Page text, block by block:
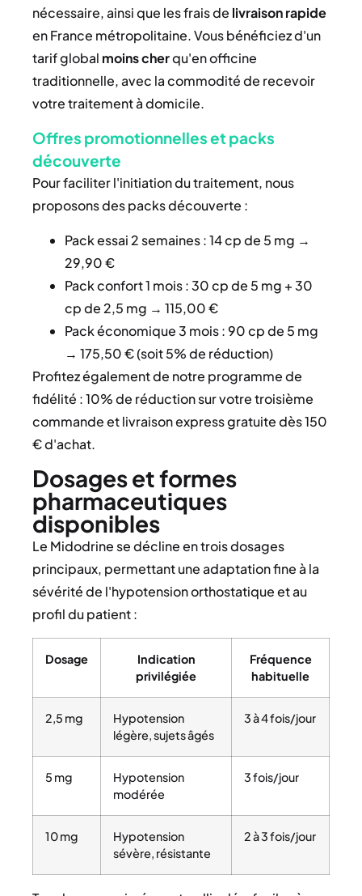
nécessaire, ainsi que les frais de livraison rapide
en France métropolitaine. Vous bénéficiez d'un
tarif global moins cherqu'en officine
traditionnelle, avec la commodité de recevoir
votre traitement à domicile.
Offres promotionnelles et packs
découverte
Pour faciliter l'initiation du traitement, nous
proposons des packs découverte :
Pack essai 2 semaines : 14 cp de 5 mg →
29,90 €
Pack confort 1 mois : 30 cp de 5 mg + 30
cp de 2,5 mg → 115,00 €
Pack économique 3 mois : 90 cp de 5 mg
→ 175,50 € (soit 5% de réduction)
Profitez également de notre programme de
fidélité : 10% de réduction sur votre troisième
commande et livraison express gratuite dès 150
€ d'achat.
Dosages et formes
pharmaceutiques
disponibles
Le Midodrine se décline en trois dosages
principaux, permettant une adaptation fine à la
sévérité de l'hypotension orthostatique et au
profil du patient :
Dosage
Indication
privilégiée
Fréquence
habituelle
2,5 mg
Hypotension
légère, sujets âgés
3 à 4 fois/jour
5 mg
Hypotension
modérée
3 fois/jour
10 mg
Hypotension
sévère, résistante
2 à 3 fois/jour